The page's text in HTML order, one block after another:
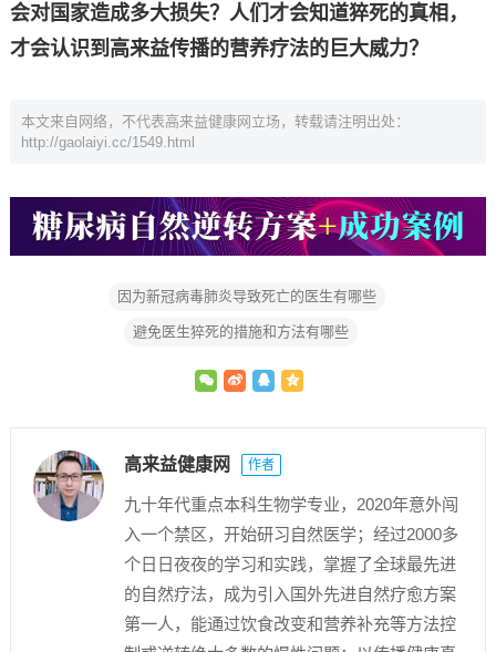
会对国家造成多大损失？人们才会知道猝死的真相，
才会认识到高来益传播的营养疗法的巨大威力？
本文来自网络，不代表高来益健康网立场，转载请注明出处：
http://gaolaiyi.cc/1549.html
因为新冠病毒肺炎导致死亡的医生有哪些
避免医生猝死的措施和方法有哪些
高来益健康网 作者
九十年代重点本科生物学专业，2020年意外闯
入一个禁区，开始研习自然医学；经过2000多
个日日夜夜的学习和实践，掌握了全球最先进
的自然疗法，成为引入国外先进自然疗愈方案
第一人，能通过饮食改变和营养补充等方法控